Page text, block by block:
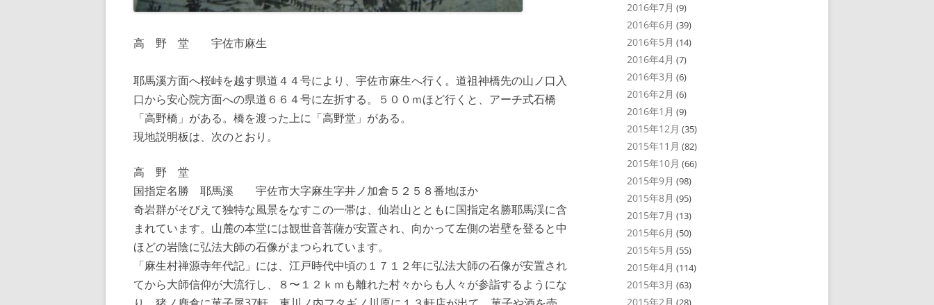
高 野 堂 宇佐市麻生
耶馬溪方面へ桜峠を越す県道４４号により、宇佐市麻生へ行く。道祖神橋先の山ノ口入
口から安心院方面への県道６６４号に左折する。５００ｍほど行くと、アーチ式石橋
「高野橋」がある。橋を渡った上に「高野堂」がある。
現地説明板は、次のとおり。
高 野 堂
国指定名勝 耶馬溪 宇佐市大字麻生字井ノ加倉５２５８番地ほか
奇岩群がそびえて独特な風景をなすこの一帯は、仙岩山とともに国指定名勝耶馬渓に含
まれています。山麓の本堂には観世音菩薩が安置され、向かって左側の岩壁を登ると中
ほどの岩陰に弘法大師の石像がまつられています。
「麻生村禅源寺年代記」には、江戸時代中頃の１７１２年に弘法大師の石像が安置され
てから大師信仰が大流行し、８〜１２ｋｍも離れた村々からも人々が参詣するようにな
2016年7月 (9)
2016年6月 (39)
2016年5月 (14)
2016年4月 (7)
2016年3月 (6)
2016年2月 (6)
2016年1月 (9)
2015年12月 (35)
2015年11月 (82)
2015年10月 (66)
2015年9月 (98)
2015年8月 (95)
2015年7月 (13)
2015年6月 (50)
2015年5月 (55)
2015年4月 (114)
2015年3月 (63)
2015年2月 (28)